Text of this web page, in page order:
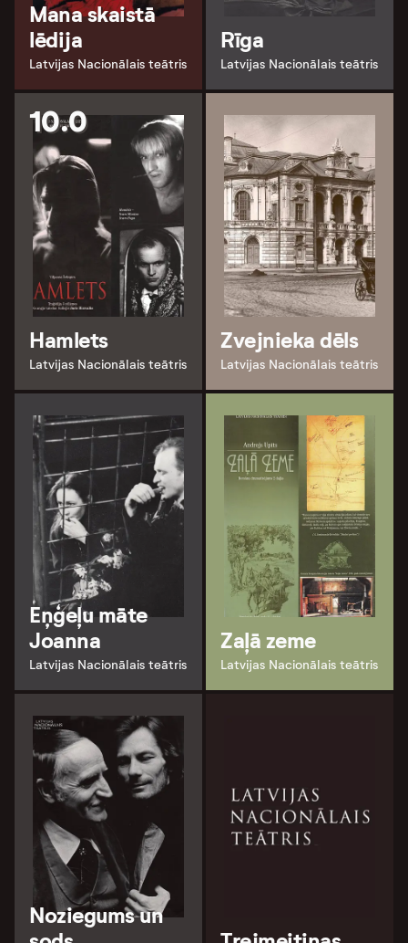
Mana skaistā
lēdija
Latvijas Nacionālais teātris
Rīga
Latvijas Nacionālais teātris
10.0
Hamlets
Latvijas Nacionālais teātris
Zvejnieka dēls
Latvijas Nacionālais teātris
Eņģeļu māte
Joanna
Latvijas Nacionālais teātris
Zaļā zeme
Latvijas Nacionālais teātris
Noziegums un